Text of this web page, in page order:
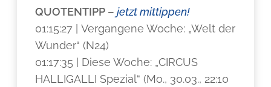
QUOTENTIPP –jetzt mittippen!
01:15:27 | Vergangene Woche: „Welt der
Wunder“ (N24)
01:17:35 | Diese Woche: „CIRCUS
HALLIGALLI Spezial“ (Mo., 30.03., 22:10